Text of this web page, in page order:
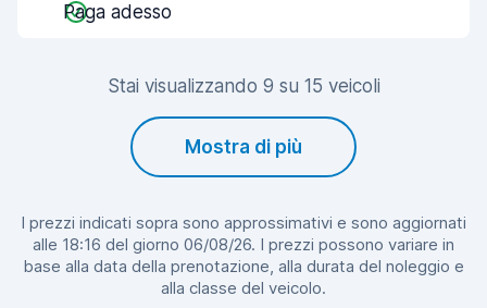
Paga adesso
Stai visualizzando 9 su 15 veicoli
Mostra di più
I prezzi indicati sopra sono approssimativi e sono aggiornati
alle 18:16 del giorno 06/08/26. I prezzi possono variare in
base alla data della prenotazione, alla durata del noleggio e
alla classe del veicolo.